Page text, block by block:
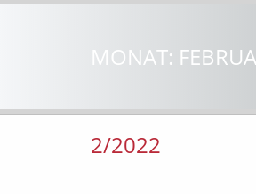
MONAT:
2/2022